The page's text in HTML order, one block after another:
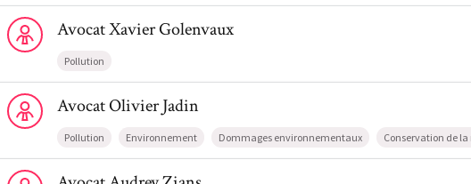
Voir le profil de AvocatXavier Golenvaux
AvocatXavierGolenvaux
Pollution
Voir le profil de AvocatOlivier Jadin
AvocatOlivierJadin
Pollution Environnement Dommages environnementaux Conservation de
Voir le profil de AvocatAudrey Zians